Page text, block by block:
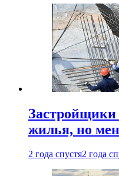
Застройщики
жилья, но
2 года спустя2 года